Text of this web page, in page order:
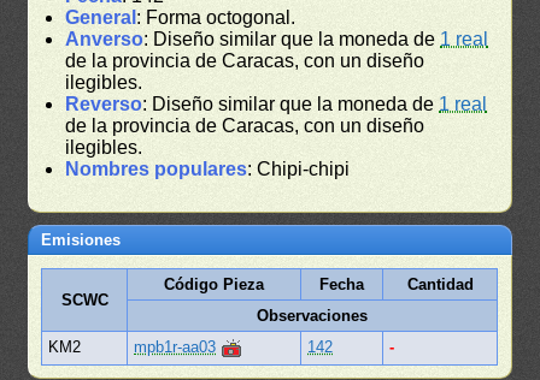
General : Forma octogonal.
Anverso: Diseño similar que la moneda de 1 real
de la provincia de Caracas, con un diseño
ilegibles.
Reverso: Diseño similar que la moneda de 1 real
de la provincia de Caracas, con un diseño
ilegibles.
Nombres populares: Chipi-chipi
Emisiones
SCWC
Código Pieza Fecha
Cantidad
Observaciones
KM2
mpb1r-aa03 142 -